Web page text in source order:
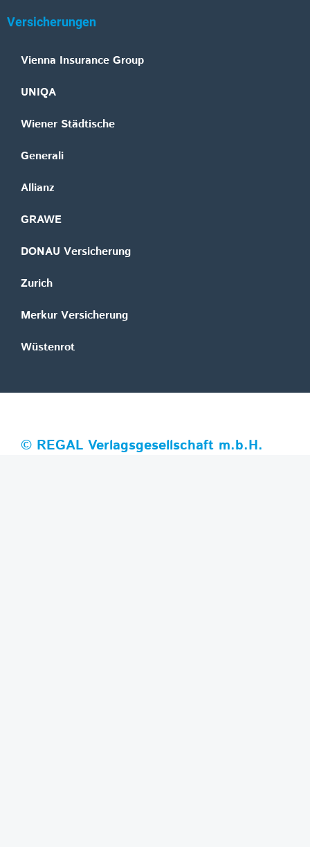
Versicherungen
Vienna Insurance Group
UNIQA
Wiener Städtische
Generali
Allianz
GRAWE
DONAU Versicherung
Zurich
Merkur Versicherung
Wüstenrot
© REGAL Verlagsgesellschaft m.b.H.